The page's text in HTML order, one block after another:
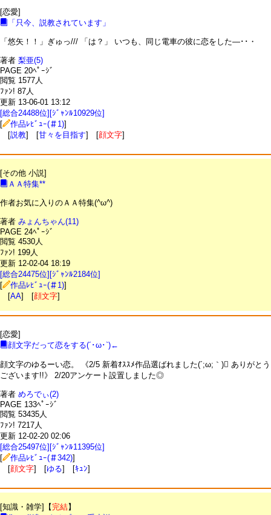
[恋愛]
「只今、説教されています」
「悠矢！！」ぎゅっ/// 「は？」 いつも、同じ電車の彼に恋をした―･･・
著者 梨亜(5)
PAGE 20ﾍﾟｰｼﾞ
閲覧 1577人
ﾌｧﾝ! 87人
更新 13-06-01 13:12
[総合24488位][ｼﾞｬﾝﾙ10929位]
[
作品ﾚﾋﾞｭｰ(＃1)]
[説教] [甘々を目指す] [顔文字]
[その他 小説]
ＡＡ特集**
作者お気に入りのＡＡ特集(^ω^)
著者 みょんちゃん(11)
PAGE 24ﾍﾟｰｼﾞ
閲覧 4530人
ﾌｧﾝ! 199人
更新 12-02-04 18:19
[総合24475位][ｼﾞｬﾝﾙ2184位]
[
作品ﾚﾋﾞｭｰ(＃1)]
[AA] [顔文字]
[恋愛]
顔文字だって恋をする(´･ω･`)←
顔文字のゆるーい恋。 《2/5 新着ｵｽｽﾒ作品選ばれました(´;ω;｀) ありがとう
ございます!!》 2/20アンケート設置しました◎
著者 めろでぃ(2)
PAGE 133ﾍﾟｰｼﾞ
閲覧 53435人
ﾌｧﾝ! 7217人
更新 12-02-20 02:06
[総合25497位][ｼﾞｬﾝﾙ11395位]
[
作品ﾚﾋﾞｭｰ(＃342)]
[顔文字] [ゆる] [ｷｭﾝ]
[知識・雑学]【完結】